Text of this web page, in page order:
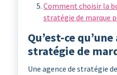
Comment choisir la
stratégie de marque
Qu’est-ce
stratégie de
Une agence de stratégie